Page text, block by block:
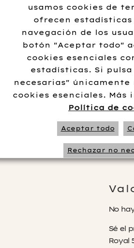
No
Sé el
Royal
usamos cookies de
ofrecen
navegación de los
botón "Aceptar todo"
cookies esenciales
estadísticas. Si pulsa
necesarias" únicamente
cookies esenciales. Más
Política de
Aceptar todo
Rechazar no